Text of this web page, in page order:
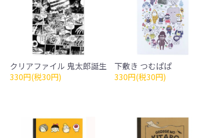
クリアファイル 鬼太郎誕生
330円(税30円)
下敷き つむぱぱ
330円(税30円)